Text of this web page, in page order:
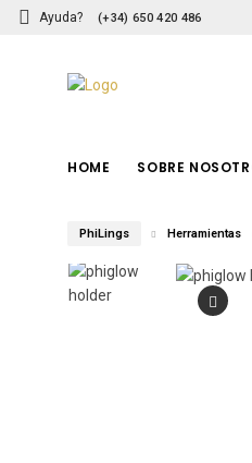
Ayuda? (+34) 650 420 486
HOME SOBRE
PhiLings Herramientas